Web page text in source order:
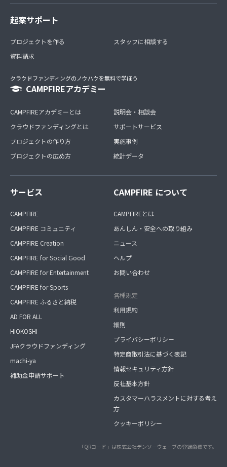
起案サポート
プロジェクトを作る
資料請求
スタッフに相談する
クラウドファンディングのノウハウを無料で学ぼう
CAMPFIREアカデミー
CAMPFIREアカデミーとは
クラウドファンディングとは
プロジェクトの作り方
プロジェクトの広め方
説明会・相談会
サポートサービス
実施事例
統計データ
サービス
CAMPFIRE
CAMPFIRE コミュニティ
CAMPFIRE Creation
CAMPFIRE for Social Good
CAMPFIRE for Entertainment
CAMPFIRE for Sports
CAMPFIRE ふるさと納税
AD FOR ALL
HIOKOSHI
JFAクラウドファンディング
machi-ya
補助金申請サポート
CAMPFIRE について
CAMPFIREとは
あんしん・安全への取り組み
ニュース
ヘルプ
お問い合わせ
各種規定
利用規約
細則
プライバシーポリシー
特定商取引法に基づく表記
情報セキュリティ方針
反社基本方針
カスタマーハラスメントに対する考え
方
クッキーポリシー
「QRコード」は株式会社デンソーウェーブの登録商標です。